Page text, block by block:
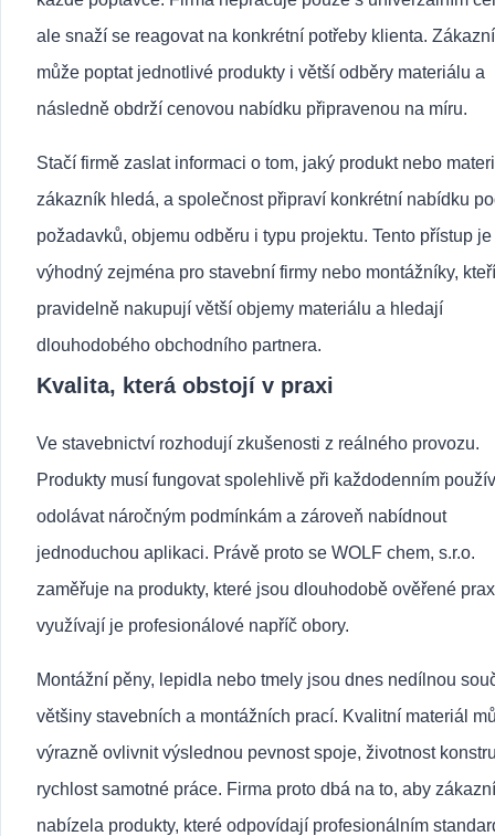
ale snaží se reagovat na konkrétní potřeby klienta.
může poptat jednotlivé produkty i větší odběry materiálu a
následně obdrží cenovou nabídku připravenou na míru.
Stačí firmě zaslat informaci o tom, jaký produkt nebo
zákazník hledá, a společnost připraví konkrétní nabídku
požadavků, objemu odběru i typu projektu. Tento přístup je
výhodný zejména pro stavební firmy nebo montážníky, kteří
pravidelně nakupují větší objemy materiálu a hledají
dlouhodobého obchodního partnera.
Kvalita, která obstojí v praxi
Ve stavebnictví rozhodují zkušenosti z reálného provozu.
Produkty musí fungovat spolehlivě při každodenním
odolávat náročným podmínkám a zároveň nabídnout
jednoduchou aplikaci. Právě proto se WOLF chem, s.r.o.
zaměřuje na produkty, které jsou dlouhodobě ověřené
využívají je profesionálové napříč obory.
Montážní pěny, lepidla nebo tmely jsou dnes nedílnou
většiny stavebních a montážních prací. Kvalitní materiál
výrazně ovlivnit výslednou pevnost spoje, životnost
rychlost samotné práce. Firma proto dbá na to, aby
nabízela produkty, které odpovídají profesionálním